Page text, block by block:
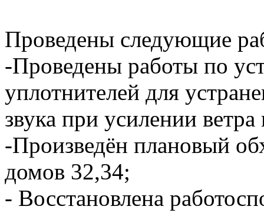
Проведены следующие
-Проведены работы по
уплотнителей для
звука при усилении
-Произведён плановый
домов 32,34;
- Восстановлена